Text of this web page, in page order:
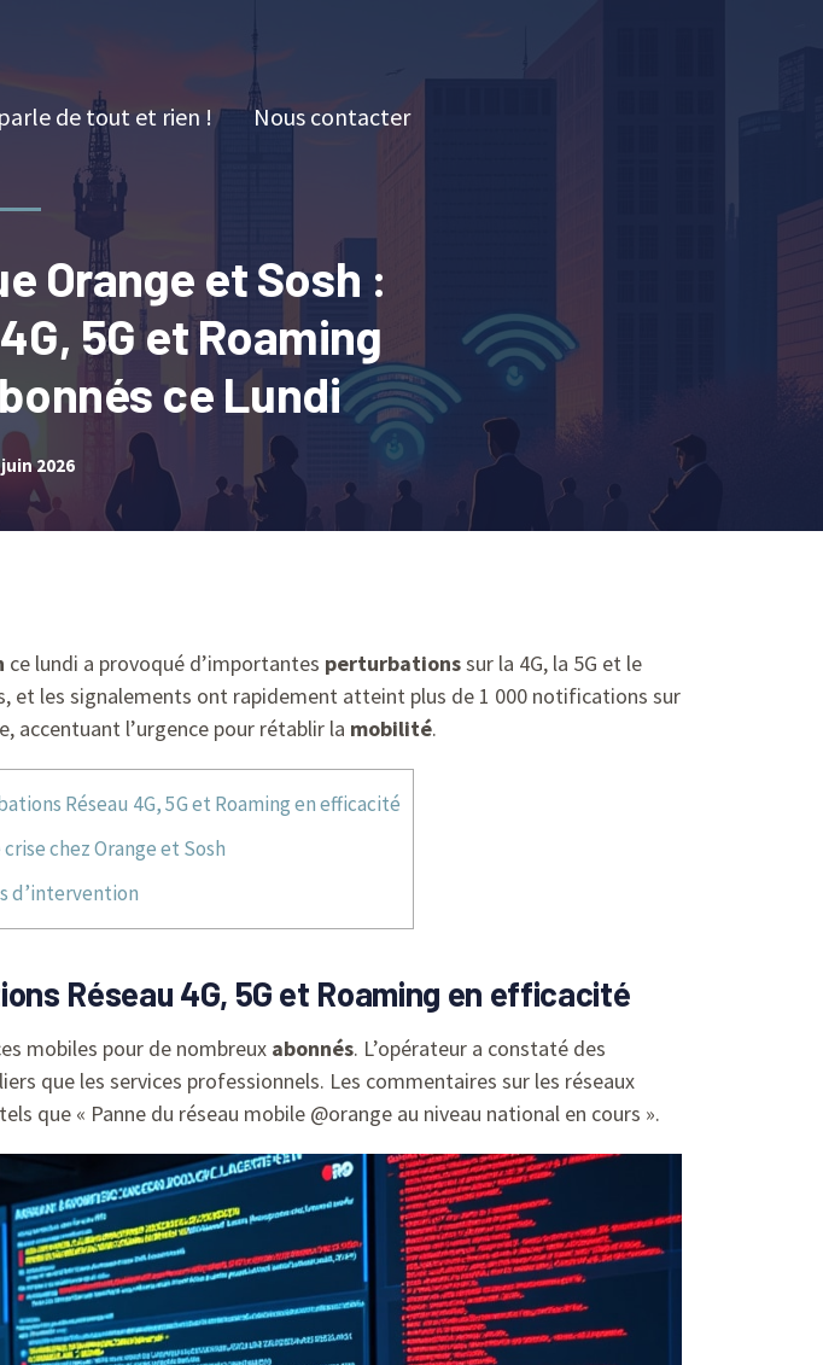
de tout et rien ! Nous contacter
Orange et Sosh :
5G et Roaming
ce Lundi
2026
ce lundi a provoqué d’importantes perturbationssur la 4G, la 5G et le
et les signalements ont rapidement atteint plus de 1 000 notifications sur
accentuant l’urgence pour rétablir la mobilité.
Réseau 4G, 5G et Roaming en efficacité
chez Orange et Sosh
d’intervention
Réseau 4G, 5G et Roaming en efficacité
mobiles pour de nombreux abonnés. L’opérateur a constaté des
que les services professionnels. Les commentaires sur les réseaux
que « Panne du réseau mobile @orange au niveau national en cours ».